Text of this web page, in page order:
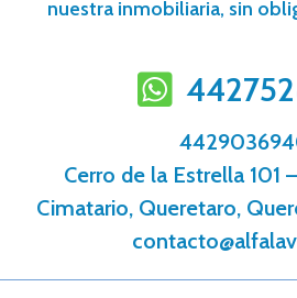
nuestra inmobiliaria, sin
Cerro de la Estrella 101
Cimatario, Queretaro,